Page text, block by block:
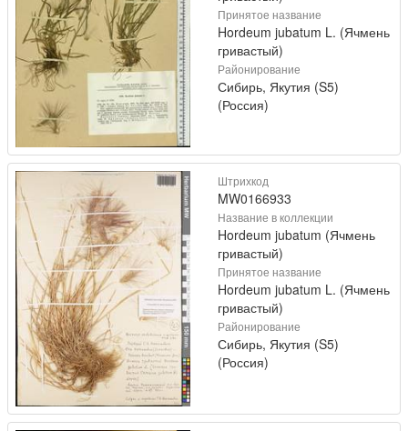
Принятое название
Hordeum jubatum L. (Ячмень
гривастый)
Районирование
Сибирь, Якутия (S5)
(Россия)
Штрихкод
MW0166933
Название в коллекции
Hordeum jubatum (Ячмень
гривастый)
Принятое название
Hordeum jubatum L. (Ячмень
гривастый)
Районирование
Сибирь, Якутия (S5)
(Россия)